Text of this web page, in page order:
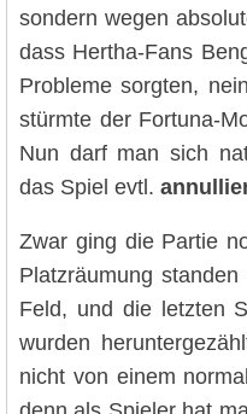
sondern wegen
dass Hertha-Fans
Probleme sorgten,
stürmte der Fortuna-
Nun darf man sich
das Spiel evtl.
Zwar ging die Partie
Platzräumung
Feld, und die letzten
wurden
nicht von einem